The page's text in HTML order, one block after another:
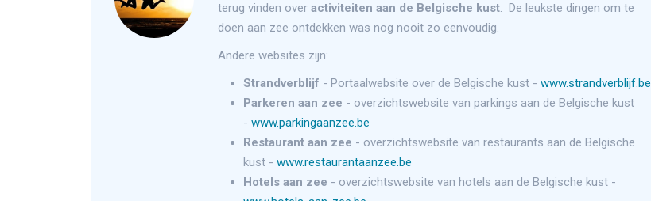
terug vinden over activiteiten aan de Belgische kust. De leukste dingen om te
doen aan zee ontdekken was nog nooit zo eenvoudig.
Andere websites zijn:
Strandverblijf - Portaalwebsite over de Belgische kust - www.strandverblijf.be
Parkeren aan zee - overzichtswebsite van parkings aan de Belgische kust
- www.parkingaanzee.be
Restaurant aan zee - overzichtswebsite van restaurants aan de Belgische
kust - www.restaurantaanzee.be
Hotels aan zee - overzichtswebsite van hotels aan de Belgische kust -